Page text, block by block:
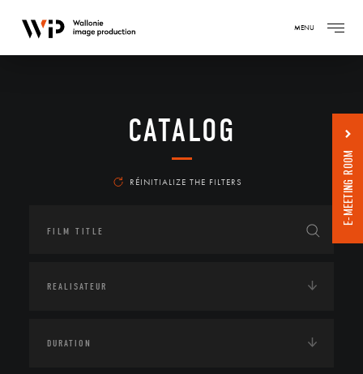
MENU
CATALOG
RÉINITIALIZE THE FILTERS E-MEETING ROOM